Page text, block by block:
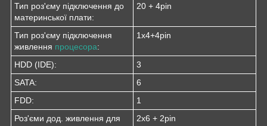
Тип роз'єму підключення до
материнської плати:
20 + 4pin
Тип роз'єму підключення
живлення процесора:
1x4+4pin
HDD (IDE):
3
SATA:
6
FDD:
1
Роз'єми дод. живлення для
2x6 + 2pin